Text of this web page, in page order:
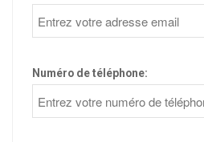
Numéro de téléphone: